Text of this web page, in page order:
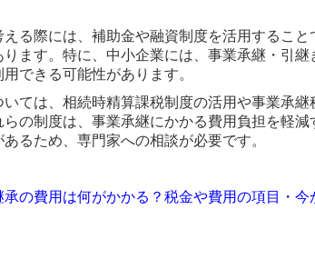
る際には、補助金や融資制度を活用するこ
ます。特に、中小企業には、事業承継・引
できる可能性があります。
ては、相続時精算課税制度の活用や事業承継
らの制度は、事業承継にかかる費用負担を軽減
るため、専門家への相談が必要です。
承の費用は何がかかる？税金や費用の項目・今